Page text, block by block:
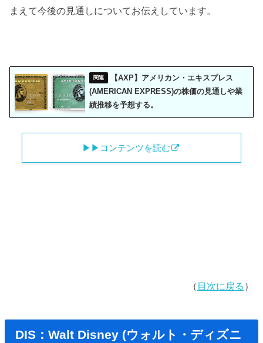
まえて今後の見通しについてお伝えしています。
【AXP】アメリカン・エキスプレス
(AMERICAN EXPRESS)の株価の見通しや業
績推移を予想する。
▶︎▶︎コンテンツを読む
（ 目次に戻る ）
DIS：Walt Disney (ウォルト・ディズニ